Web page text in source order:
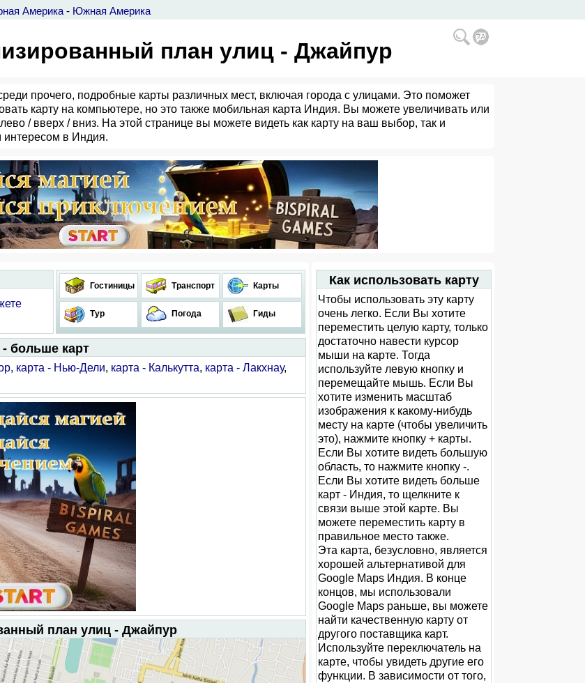
Америка - Южная Америка
план улиц - Джайпур
прочего, подробные карты различных мест, включая города с улицами. Это поможет
карту на компьютере, но это также мобильная карта Индия. Вы можете увеличивать или
/ вверх / вниз. На этой странице вы можете видеть как карту на ваш выбор, так и
интересом в Индия.
Гостиницы Транспорт Карты
Тур Погода Гиды
больше карт
, карта - Нью-Дели, карта - Калькутта, карта - Лакхнау,
план улиц - Джайпур
Как использовать карту
Чтобы использовать эту карту
очень легко. Если Вы хотите
переместить целую карту, только
достаточно навести курсор
мыши на карте. Тогда
используйте левую кнопку и
перемещайте мышь. Если Вы
хотите изменить масштаб
изображения к какому-нибудь
месту на карте (чтобы увеличить
это), нажмите кнопку + карты.
Если Вы хотите видеть большую
область, то нажмите кнопку -.
Если Вы хотите видеть больше
карт - Индия, то щелкните к
связи выше этой карте. Вы
можете переместить карту в
правильное место также.
Эта карта, безусловно, является
хорошей альтернативой для
Google Maps Индия. В конце
концов, мы использовали
Google Maps раньше, вы можете
найти качественную карту от
другого поставщика карт.
Используйте переключатель на
карте, чтобы увидеть другие его
функции. В зависимости от того,